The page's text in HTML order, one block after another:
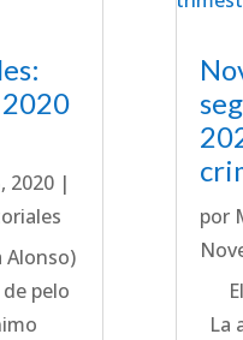
2020
2020 |
pelo
por
El
La